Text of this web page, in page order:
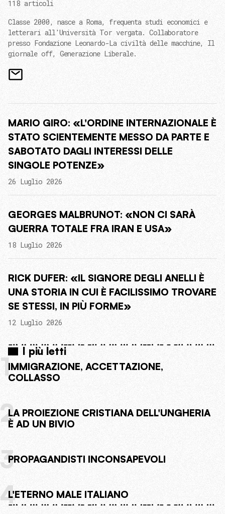
118 articoli
Classe 2000, nasce a Roma, frequenta studi economici e
letterari all'Università Tor vergata. Collaboratore
presso Fondazione Leonardo-La civiltà delle macchine, Il
giornale off, Generazione Liberale.
MARIO GIRO: «L'ORDINE INTERNAZIONALE È
STATO SCIENTEMENTE MESSO DA PARTE E
SABOTATO DAGLI INTERESSI DELLE
SINGOLE POTENZE»
26 Luglio 2026
GEORGES MALBRUNOT: «NON CI SARÀ
GUERRA TOTALE FRA IRAN E USA»
18 Luglio 2026
RICK DUFER: «IL SIGNORE DEGLI ANELLI È
UNA STORIA IN CUI È FACILISSIMO TROVARE
SE STESSI, IN PIÙ FORME»
12 Luglio 2026
I più letti
1IMMIGRAZIONE, ACCETTAZIONE,
COLLASSO
2LA PROIEZIONE CRISTIANA DELL'UNGHERIA
È AD UN BIVIO
3PROPAGANDISTI INCONSAPEVOLI
4L'ETERNO MALE ITALIANO